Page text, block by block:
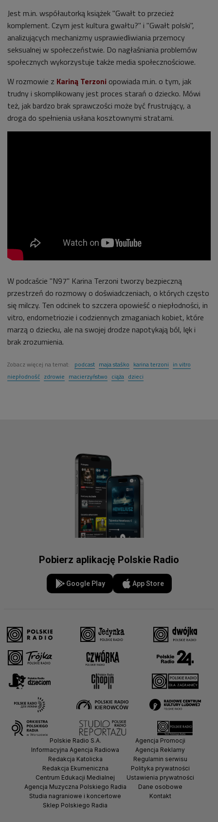
Jest m.in. współautorką książek "Gwałt to przecież
komplement. Czym jest kultura gwałtu?" i "Gwałt polski",
analizujących mechanizmy usprawiedliwiania przemocy
seksualnej w społeczeństwie. Do nagłaśniania problemów
społecznych wykorzystuje także media społecznościowe.
W rozmowie z Kariną Terzoni opowiada m.in. o tym, jak
trudny i skomplikowany jest proces starań o dziecko. Mówi
też, jak bardzo brak sprawczości może być frustrujący, a
droga do spełnienia usłana kosztownymi stratami.
W podcaście "N97" Karina Terzoni tworzy bezpieczną
przestrzeń do rozmowy o doświadczeniach, o których często
się milczy. Ten odcinek to szczera opowieść o niepłodności, in
vitro, endometriozie i codziennych zmaganiach kobiet, które
marzą o dziecku, ale na swojej drodze napotykają ból, lęk i
brak zrozumienia.
Zobacz więcej na temat: podcast maja staśko karina terzoni in vitro
niepłodność zdrowie macierzyństwo ciąża dzieci
Pobierz aplikację Polskie Radio
Google Play App Store
Polskie Radio S.A.
Informacyjna Agencja Radiowa
Redakcja Katolicka
Redakcja Ekumeniczna
Centrum Edukacji Medialnej
Agencja Muzyczna Polskiego Radia
Studia nagraniowe i koncertowe
Sklep Polskiego Radia
Agencja Promocji
Agencja Reklamy
Regulamin serwisu
Polityka prywatności
Ustawienia prywatności
Dane osobowe
Kontakt